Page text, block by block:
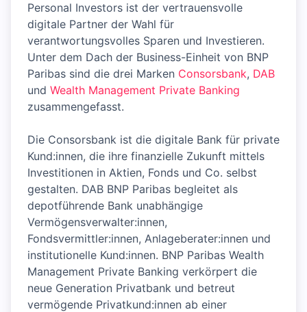
Personal Investors ist der vertrauensvolle
digitale Partner der Wahl für
verantwortungsvolles Sparen und Investieren.
Unter dem Dach der Business-Einheit von BNP
Paribas sind die drei Marken Consorsbank, DAB
und Wealth Management Private Banking
zusammengefasst.
Die Consorsbank ist die digitale Bank für private
Kund:innen, die ihre finanzielle Zukunft mittels
Investitionen in Aktien, Fonds und Co. selbst
gestalten. DAB BNP Paribas begleitet als
depotführende Bank unabhängige
Vermögensverwalter:innen,
Fondsvermittler:innen, Anlageberater:innen und
institutionelle Kund:innen. BNP Paribas Wealth
Management Private Banking verkörpert die
neue Generation Privatbank und betreut
vermögende Privatkund:innen ab einer